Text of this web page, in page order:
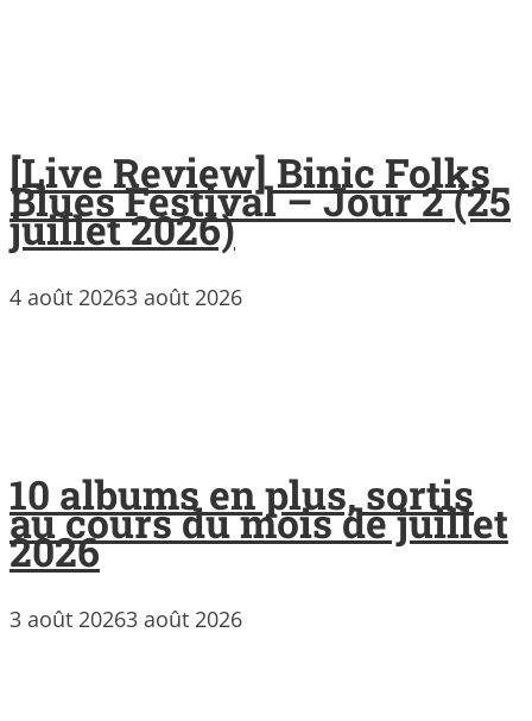
[Live Review] Binic Folks
Blues Festival – Jour 2 (25
juillet 2026)
4 août 20263 août 2026
10 albums en plus, sortis
au cours du mois de juillet
2026
3 août 20263 août 2026